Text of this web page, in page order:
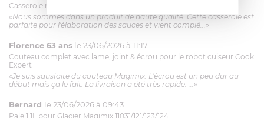
Casserole mini 9 cm Castelpro 5 ply poignée fixe
«Nous sommes dans un produit de haute qualité. Cette casserole est
parfaite pour l'élaboration des sauces et vient complé...»
Florence 63 ans le 23/06/2026 à 11:17
Couteau complet avec lame, joint & écrou pour le robot cuiseur Cook
Expert
«Je suis satisfaite du couteau Magimix. L'écrou est un peu dur au
début mais ça le fait. La livraison a été très rapide. ...»
Bernard le 23/06/2026 à 09:43
Pale 1.1L pour Glacier Magimix 11031/121/123/124